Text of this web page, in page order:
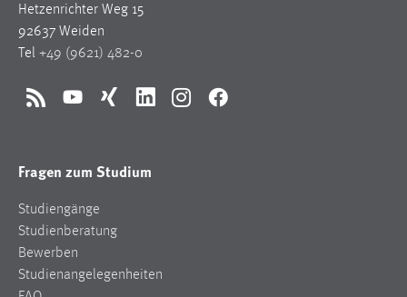
Hetzenrichter Weg 15
92637 Weiden
Tel +49 (9621) 482-0
RSS YouTubeXing LinkedInInstagramFacebook
Fragen zum Studium
Studiengänge
Studienberatung
Bewerben
Studienangelegenheiten
1 Jahr
Name:
Für performante Seitenauslieferung wird in diesem Cookie
Sprachpräferenz
Name: